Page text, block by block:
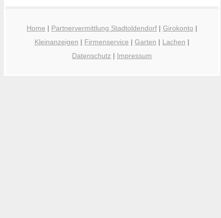
Home | Partnervermittlung Stadtoldendorf | Girokonto |
Kleinanzeigen | Firmenservice | Garten | Lachen |
Datenschutz | Impressum